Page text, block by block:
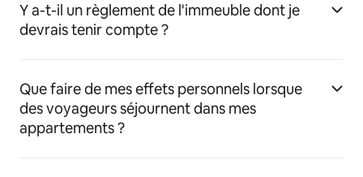
Y a-t-il un règlement de l'immeuble dont je
devrais tenir compte ?
Que faire de mes effets personnels lorsque
des voyageurs séjournent dans mes
appartements ?